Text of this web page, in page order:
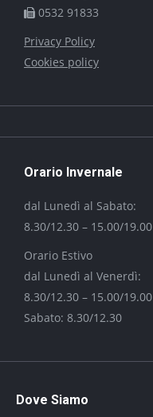
0532 91833
Privacy Policy
Cookies policy
Orario Invernale
dal Lunedì al Sabato:
8.30/12.30 – 15.00/19.00
Orario Estivo
dal Lunedì al Venerdì:
8.30/12.30 – 15.00/19.00
Sabato: 8.30/12.30
Dove Siamo